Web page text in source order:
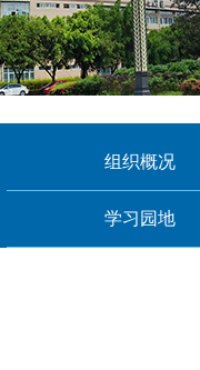
组织概况
学习园地